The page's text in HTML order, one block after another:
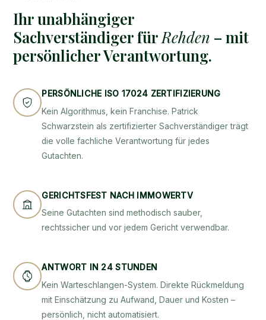
Ihr unabhängiger
Sachverständiger für Rehden – mit
persönlicher Verantwortung.
PERSÖNLICHE ISO 17024 ZERTIFIZIERUNG
Kein Algorithmus, kein Franchise. Patrick
Schwarzstein als zertifizierter Sachverständiger trägt
die volle fachliche Verantwortung für jedes
Gutachten.
GERICHTSFEST NACH IMMOWERTV
Seine Gutachten sind methodisch sauber,
rechtssicher und vor jedem Gericht verwendbar.
ANTWORT IN 24 STUNDEN
Kein Warteschlangen-System. Direkte Rückmeldung
mit Einschätzung zu Aufwand, Dauer und Kosten –
persönlich, nicht automatisiert.